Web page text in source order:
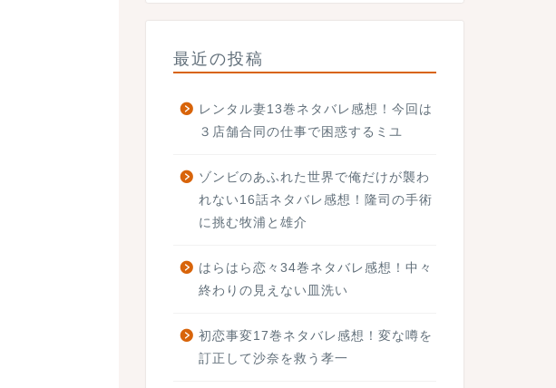
最近の投稿
レンタル妻13巻ネタバレ感想！今回は
３店舗合同の仕事で困惑するミユ
ゾンビのあふれた世界で俺だけが襲わ
れない16話ネタバレ感想！隆司の手術
に挑む牧浦と雄介
はらはら恋々34巻ネタバレ感想！中々
終わりの見えない皿洗い
初恋事変17巻ネタバレ感想！変な噂を
訂正して沙奈を救う孝一